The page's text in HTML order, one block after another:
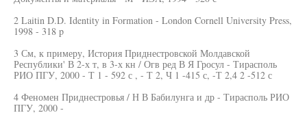
2 Laitin D.D. Identity in Formation - London Cornell University Press,
1998 - 318 p
3 См, к примеру, История Приднестровской Молдавской
Республики' В 2-х т, в 3-х кн / Огв ред В Я Гросул - Тирасполь
РИО ПГУ, 2000 - Т 1 - 592 с , - Т 2, Ч 1 -415 с, -Т 2,4 2 -512 с
4 Феномен Приднестровья / Н В Бабилунга и др - Тирасполь РИО
ПГУ, 2000 -